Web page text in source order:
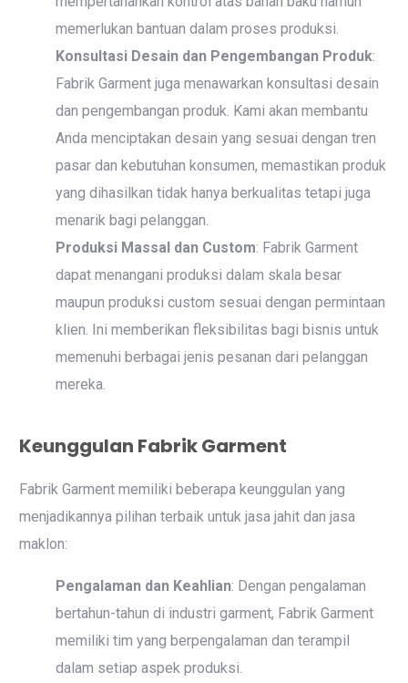
memerlukan bantuan dalam proses produksi.
Konsultasi Desain dan Pengembangan Produk:
Fabrik Garment juga menawarkan konsultasi desain
dan pengembangan produk. Kami akan membantu
Anda menciptakan desain yang sesuai dengan tren
pasar dan kebutuhan konsumen, memastikan produk
yang dihasilkan tidak hanya berkualitas tetapi juga
menarik bagi pelanggan.
Produksi Massal dan Custom: Fabrik Garment
dapat menangani produksi dalam skala besar
maupun produksi custom sesuai dengan permintaan
klien. Ini memberikan fleksibilitas bagi bisnis untuk
memenuhi berbagai jenis pesanan dari pelanggan
mereka.
Keunggulan Fabrik Garment
Fabrik Garment memiliki beberapa keunggulan yang
menjadikannya pilihan terbaik untuk jasa jahit dan jasa
maklon:
Pengalaman dan Keahlian: Dengan pengalaman
bertahun-tahun di industri garment, Fabrik Garment
memiliki tim yang berpengalaman dan terampil
dalam setiap aspek produksi.